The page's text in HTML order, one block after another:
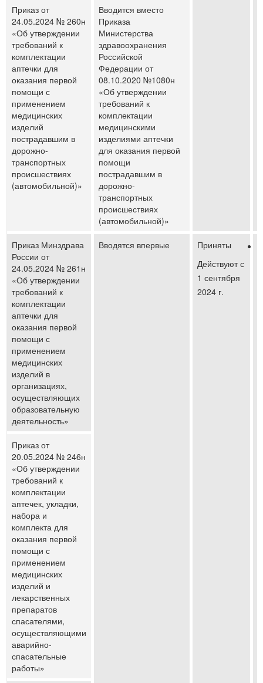
Приказ от
24.05.2024 № 260н
«Об утверждении
требований к
комплектации
аптечки для
оказания первой
помощи с
применением
медицинских
изделий
пострадавшим в
дорожно-
транспортных
происшествиях
(автомобильной)»
Вводится вместо
Приказа
Министерства
здравоохранения
Российской
Федерации от
08.10.2020 №1080н
«Об утверждении
требований к
комплектации
медицинскими
изделиями аптечки
для оказания первой
помощи
пострадавшим в
дорожно-
транспортных
происшествиях
(автомобильной)»
Приказ Минздрава
России от
24.05.2024 № 261н
«Об утверждении
требований к
комплектации
аптечки для
оказания первой
помощи с
применением
медицинских
изделий в
организациях,
осуществляющих
образовательную
деятельность»
Вводятся впервые
Приняты
Действуют с
1 сентября
2024 г.
Приказ от
20.05.2024 № 246н
«Об утверждении
требований к
комплектации
аптечек, укладки,
набора и
комплекта для
оказания первой
помощи с
применением
медицинских
изделий и
лекарственных
препаратов
спасателями,
осуществляющими
аварийно-
спасательные
работы»